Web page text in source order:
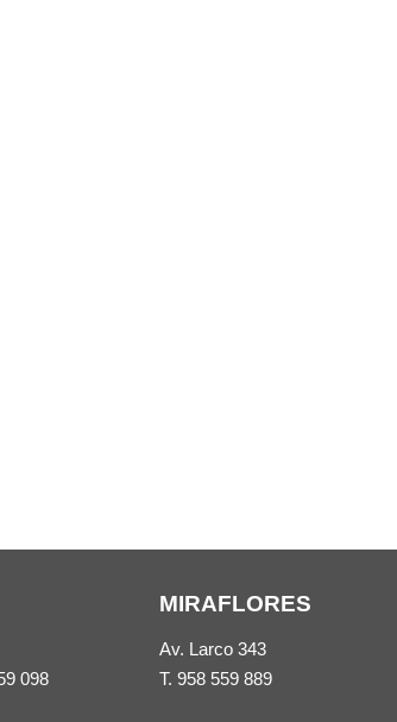
098
MIRAFLORES
Av. Larco 343
T. 958 559 889